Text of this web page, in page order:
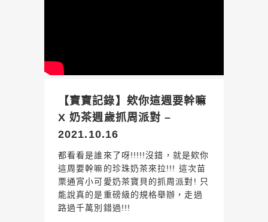
【寶寶記錄】欸你這週要幹嘛
X 奶茶週歲抓周派對 –
2021.10.16
都看看是誰來了呀!!!!!沒錯，就是欸你
這周要幹嘛的珍珠奶茶來拉!!! 這次苗
栗通宵小可愛奶茶寶貝的抓周派對! 只
能說真的是重磅級的規格舉辦，走過
路過千萬別錯過!!!